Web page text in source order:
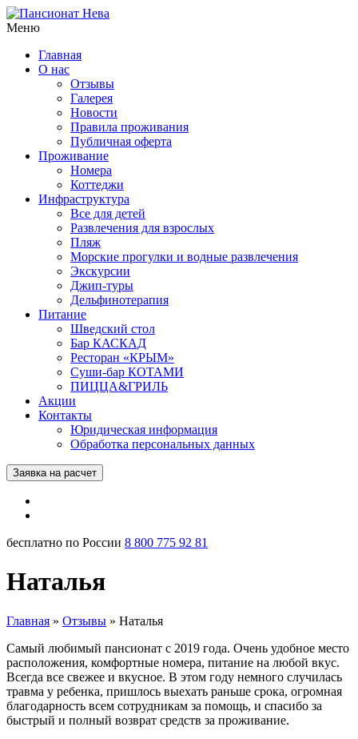
Меню
Главная
О нас
Отзывы
Галерея
Новости
Правила проживания
Публичная оферта
Проживание
Номера
Коттеджи
Инфраструктура
Все для детей
Развлечения для взрослых
Пляж
Морские прогулки и водные развлечения
Экскурсии
Джип-туры
Дельфинотерапия
Питание
Шведский стол
Бар КАСКАД
Ресторан «КРЫМ»
Суши-бар КОТАМИ
ПИЦЦА&ГРИЛЬ
Акции
Контакты
Юридическая информация
Обработка персональных данных
Заявка на расчет
бесплатно по России 8 800 775 92 81
Наталья
Главная » Отзывы » Наталья
Самый любимый пансионат с 2019 года. Очень удобное место
расположения, комфортные номера, питание на любой вкус.
Всегда все свежее и вкусное. В этом году немного случилась
травма у ребенка, пришлось выехать раньше срока, огромная
благодарность всем сотрудникам за помощь, и спасибо за
быстрый и полный возврат средств за проживание.